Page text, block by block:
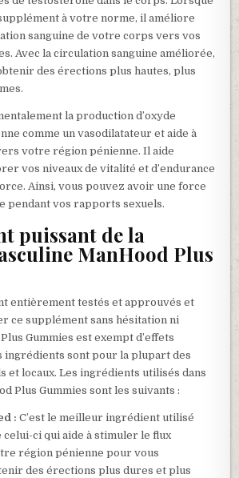
à votre norme, il améliore
sanguine de votre corps vers vos
Avec la circulation sanguine améliorée,
des érections plus hautes, plus
la production d’oxyde
comme un vasodilatateur et aide à
votre région pénienne. Il aide
vos niveaux de vitalité et d’endurance
Ainsi, vous pouvez avoir une force
pendant vos rapports sexuels.
puissant de la
ManHood Plus
entièrement testés et approuvés et
ce supplément sans hésitation ni
Gummies est exempt d’effets
ingrédients sont pour la plupart des
et locaux. Les ingrédients utilisés dans
Plus Gummies sont les suivants :
: C’est le meilleur ingrédient utilisé
celui-ci qui aide à stimuler le flux
région pénienne pour vous
des érections plus dures et plus